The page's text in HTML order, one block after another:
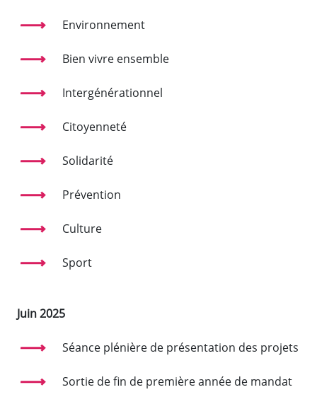
Environnement
Bien vivre ensemble
Intergénérationnel
Citoyenneté
Solidarité
Prévention
Culture
Sport
Juin 2025
Séance plénière de présentation des projets
Sortie de fin de première année de mandat